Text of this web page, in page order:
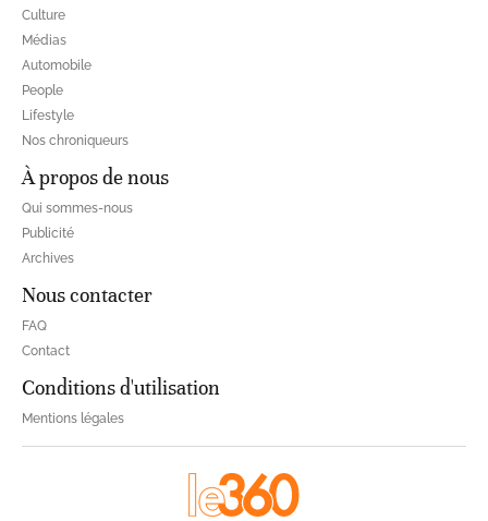
Culture
Médias
Automobile
People
Lifestyle
Nos chroniqueurs
À propos de nous
Qui sommes-nous
Publicité
Archives
Nous contacter
FAQ
Contact
Conditions d'utilisation
Mentions légales